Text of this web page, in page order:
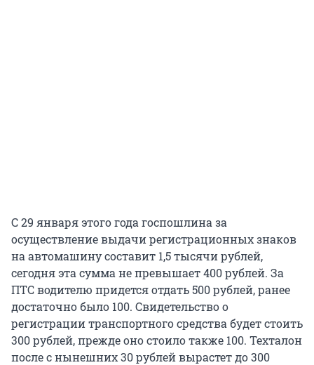
С 29 января этого года госпошлина за
осуществление выдачи регистрационных знаков
на автомашину составит 1,5 тысячи рублей,
сегодня эта сумма не превышает 400 рублей. За
ПТС водителю придется отдать 500 рублей, ранее
достаточно было 100. Свидетельство о
регистрации транспортного средства будет стоить
300 рублей, прежде оно стоило также 100. Техталон
после с нынешних 30 рублей вырастет до 300